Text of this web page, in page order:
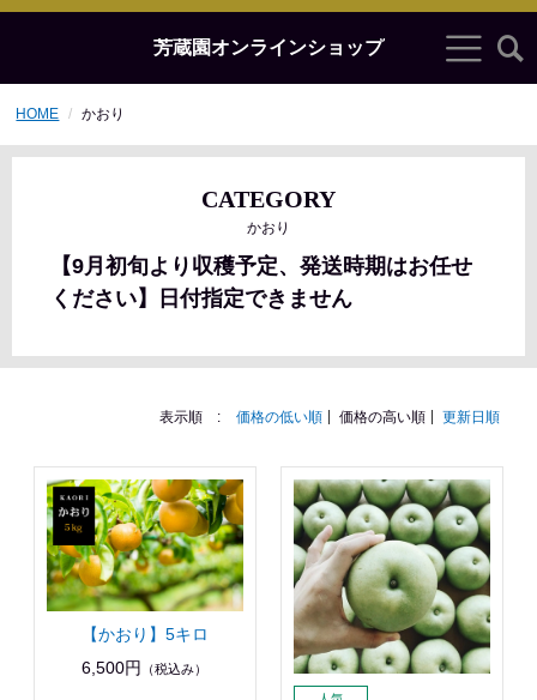
芳蔵園オンラインショップ
HOME かおり
CATEGORY
かおり
【9月初旬より収穫予定、発送時期はお任せ
ください】日付指定できません
表示順 : 価格の低い順 価格の高い順 更新日順
【かおり】5キロ
6,500円
（税込み）